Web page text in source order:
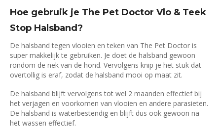
Hoe gebruik je The Pet Doctor Vlo & Teek
Stop Halsband?
De halsband tegen vlooien en teken van The Pet Doctor is
super makkelijk te gebruiken. Je doet de halsband gewoon
rondom de nek van de hond. Vervolgens knip je het stuk dat
overtollig is eraf, zodat de halsband mooi op maat zit.
De halsband blijft vervolgens tot wel 2 maanden effectief bij
het verjagen en voorkomen van vlooien en andere parasieten.
De halsband is waterbestendig en blijft dus ook gewoon na
het wassen effectief.